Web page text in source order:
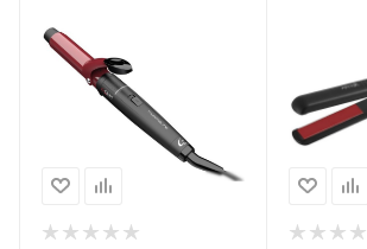
07.08.2026
В наличии в пункте
самовывоза
В
Да